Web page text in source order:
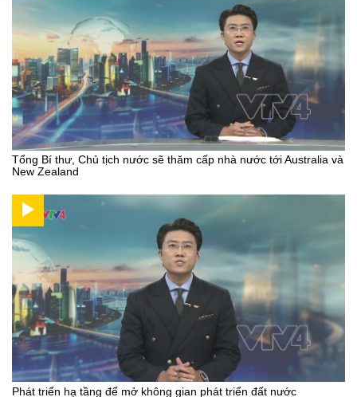
Tổng Bí thư, Chủ tịch nước sẽ thăm cấp nhà nước tới Australia và
New Zealand
Phát triển hạ tầng để mở không gian phát triển đất nước